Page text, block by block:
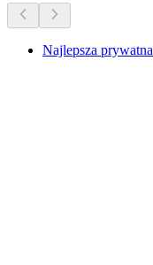
Najlepsza